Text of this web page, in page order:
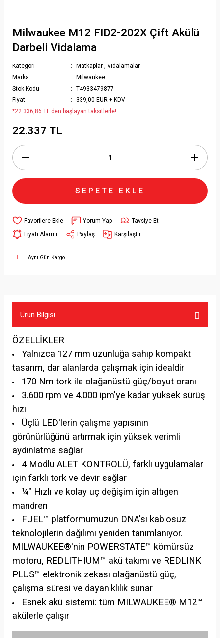
Milwaukee M12 FID2-202X Çift Akülü
Darbeli Vidalama
Kategori Matkaplar ,Vidalamalar
Marka
Milwaukee
Stok Kodu
T4933479877
Fiyat
339,00 EUR + KDV
*22.336,86 TL den başlayan taksitlerle!
22.337 TL
SEPETE EKLE
Yorum Yap
Tavsiye Et
Fiyatı Alarmı
Paylaş Karşılaştır
Aynı Gün Kargo
Ürün Bilgisi
ÖZELLİKLER
Yalnızca 127 mm uzunluğa sahip kompakt
tasarım, dar alanlarda çalışmak için idealdir
170 Nm tork ile olağanüstü güç/boyut oranı
3.600 rpm ve 4.000 ipm'ye kadar yüksek sürüş
hızı
Üçlü LED'lerin çalışma yapısının
görünürlüğünü artırmak için yüksek verimli
aydınlatma sağlar
4 Modlu ALET KONTROLÜ, farklı uygulamalar
için farklı tork ve devir sağlar
¼″ Hızlı ve kolay uç değişim için altıgen
mandren
FUEL™ platformumuzun DNA'sı kablosuz
teknolojilerin dağılımı yeniden tanımlanıyor.
MILWAUKEE®'nin POWERSTATE™ kömürsüz
motoru, REDLITHIUM™ akü takımı ve REDLINK
PLUS™ elektronik zekası olağanüstü güç,
çalışma süresi ve dayanıklılık sunar
Esnek akü sistemi: tüm MILWAUKEE® M12™
akülerle çalışır